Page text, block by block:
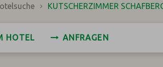
KUTSCHERZIMMER
HOTEL ANFRAGEN